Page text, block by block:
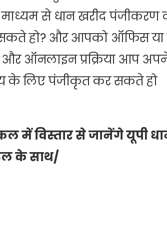
से धान खरीद
सकते हो? और आपको ऑफिस
ऑनलाइन प्रक्रिया आप
के लिए पंजीकृत कर सकते हो
में विस्तार से जानेंगे यूपी
के साथ/